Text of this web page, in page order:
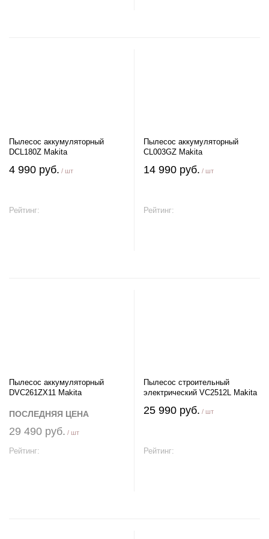
Пылесос аккумуляторный
DCL180Z Makita
4 990 руб. / шт
Рейтинг:
Пылесос аккумуляторный
CL003GZ Makita
14 990 руб. / шт
Рейтинг:
Пылесос аккумуляторный
DVC261ZX11 Makita
ПОСЛЕДНЯЯ ЦЕНА
29 490 руб. / шт
Рейтинг:
Пылесос строительный
электрический VC2512L Makita
25 990 руб. / шт
Рейтинг: